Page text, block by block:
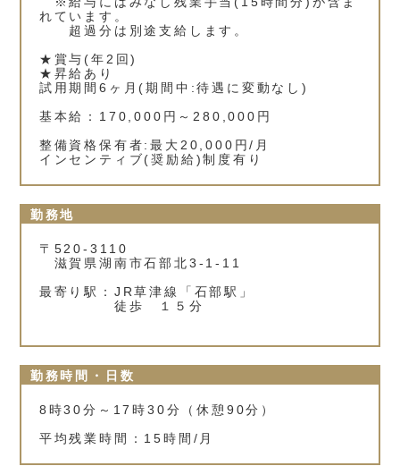
れています。
超過分は別途支給します。
★賞与(年2回)
★昇給あり
試用期間6ヶ月(期間中:待遇に変動なし)
基本給：170,000円～280,000円
整備資格保有者:最大20,000円/月
インセンティブ(奨励給)制度有り
勤務地
〒520-3110
滋賀県湖南市石部北3-1-11
最寄り駅：JR草津線「石部駅」
徒歩 １５分
勤務時間・日数
8時30分～17時30分（休憩90分）
平均残業時間：15時間/月